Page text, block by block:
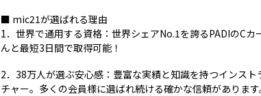
■ mic21が選ばれる理由
1．世界で通用する資格：世界シェアNo.1を誇るPADIのCカ
んと最短3日間で取得可能！
2．38万人が選ぶ安心感：豊富な実績と知識を持つインスト
チャー。多くの会員様に選ばれ続ける確かな信頼があります